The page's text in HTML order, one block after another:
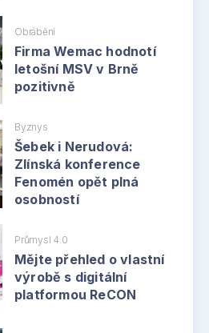
Obrábění
Firma Wemac hodnotí
letošní MSV v Brně
pozitivně
Byznys
Šebek i Nerudová:
Zlínská konference
Fenomén opět plná
osobností
Průmysl 4.0
Mějte přehled o vlastní
výrobě s digitální
platformou ReCON